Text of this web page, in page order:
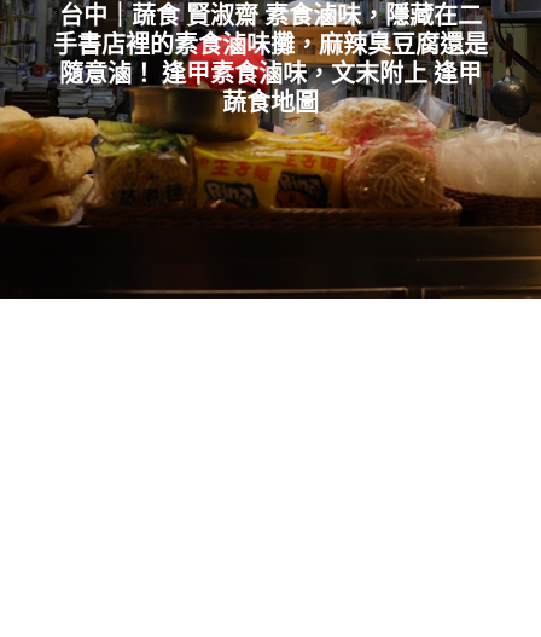
台中｜蔬食 賢淑齋 素食滷味，隱藏在二
手書店裡的素食滷味攤，麻辣臭豆腐還是
隨意滷！ 逢甲素食滷味，文末附上 逢甲
蔬食地圖